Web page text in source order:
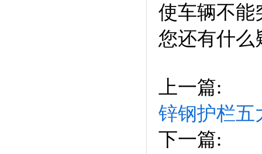
使车辆不能
您还有什么
上一篇:
锌钢护栏五
下一篇: